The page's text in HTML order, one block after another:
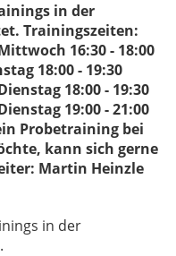
in der
Trainingszeiten:
16:30 - 18:00
18:00 - 19:30
18:00 - 19:30
19:00 - 21:00
Probetraining bei
kann sich gerne
Martin Heinzle
in der